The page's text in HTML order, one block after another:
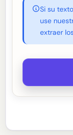
Si su
use
extraer